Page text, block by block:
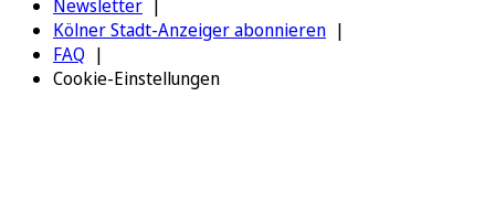
Newsletter
Kölner Stadt-Anzeiger abonnieren
FAQ
Cookie-Einstellungen